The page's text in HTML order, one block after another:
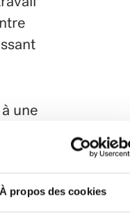
À propos des cookies
une